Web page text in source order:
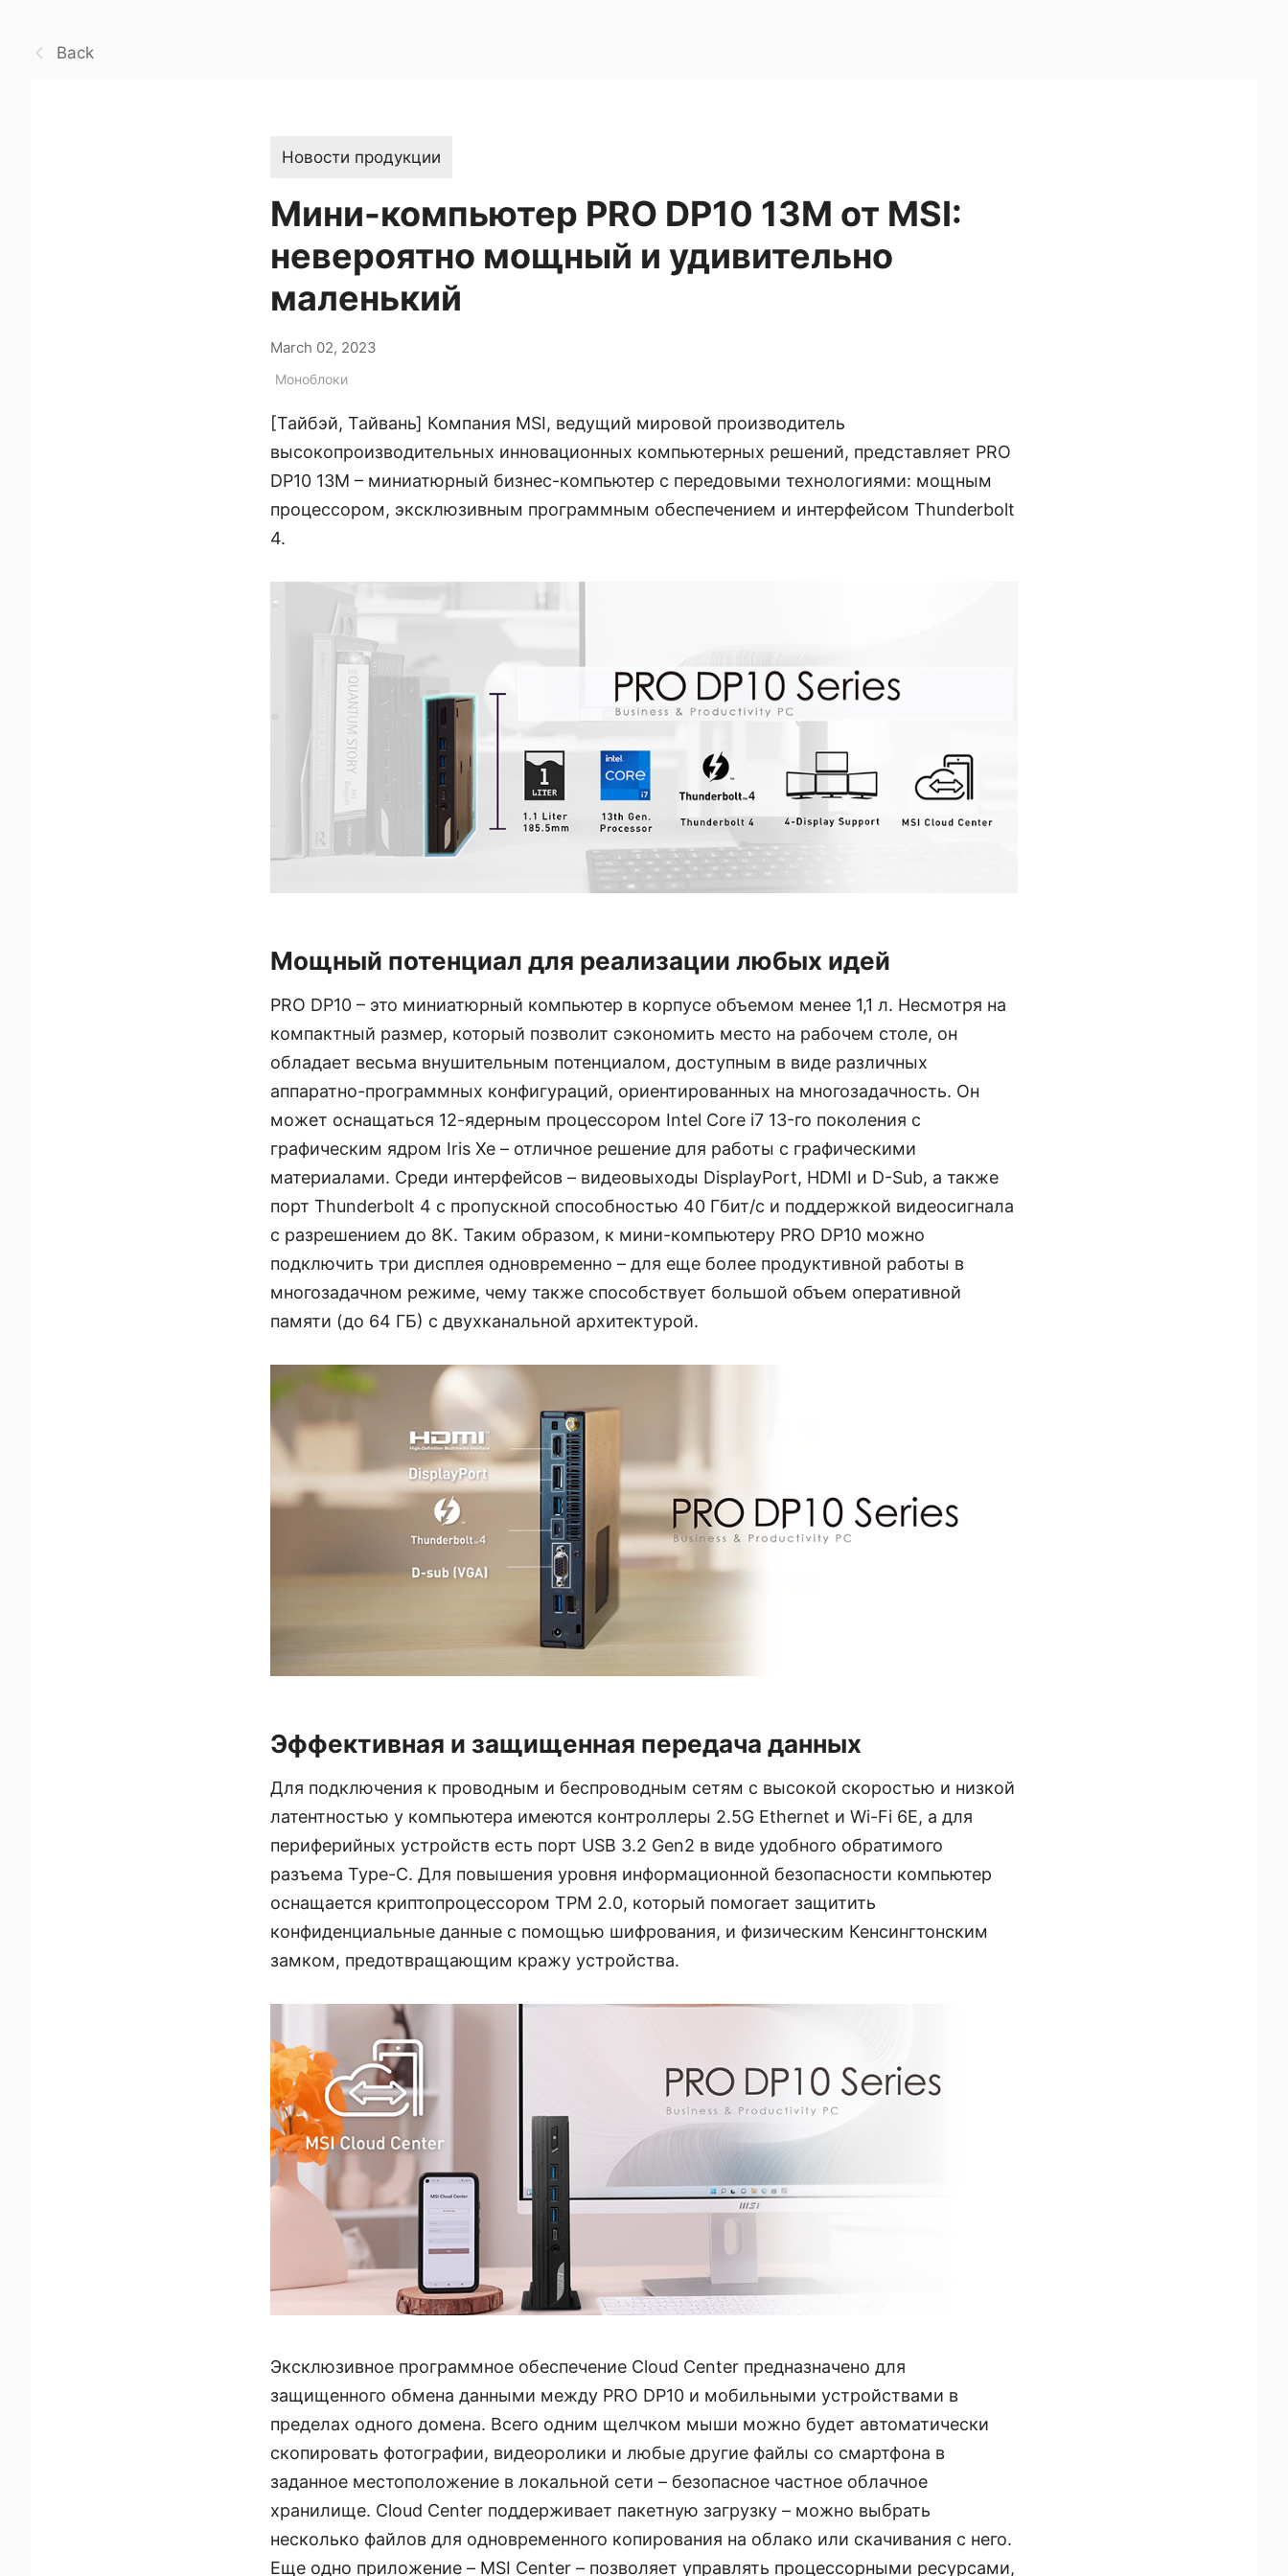
Back
Новости продукции
Мини-компьютер PRO DP10 13M от MSI:
невероятно мощный и удивительно
маленький
March 02, 2023
Моноблоки
[Тайбэй, Тайвань] Компания MSI, ведущий мировой производитель
высокопроизводительных инновационных компьютерных решений, представляет PRO
DP10 13M – миниатюрный бизнес-компьютер с передовыми технологиями: мощным
процессором, эксклюзивным программным обеспечением и интерфейсом Thunderbolt
4.
Мощный потенциал для реализации любых идей
PRO DP10 – это миниатюрный компьютер в корпусе объемом менее 1,1 л. Несмотря на
компактный размер, который позволит сэкономить место на рабочем столе, он
обладает весьма внушительным потенциалом, доступным в виде различных
аппаратно-программных конфигураций, ориентированных на многозадачность. Он
может оснащаться 12-ядерным процессором Intel Core i7 13-го поколения с
графическим ядром Iris Xe – отличное решение для работы с графическими
материалами. Среди интерфейсов – видеовыходы DisplayPort, HDMI и D-Sub, а также
порт Thunderbolt 4 с пропускной способностью 40 Гбит/с и поддержкой видеосигнала
с разрешением до 8K. Таким образом, к мини-компьютеру PRO DP10 можно
подключить три дисплея одновременно – для еще более продуктивной работы в
многозадачном режиме, чему также способствует большой объем оперативной
памяти (до 64 ГБ) с двухканальной архитектурой.
Эффективная и защищенная передача данных
Для подключения к проводным и беспроводным сетям с высокой скоростью и низкой
латентностью у компьютера имеются контроллеры 2.5G Ethernet и Wi-Fi 6E, а для
периферийных устройств есть порт USB 3.2 Gen2 в виде удобного обратимого
разъема Type-C. Для повышения уровня информационной безопасности компьютер
оснащается криптопроцессором TPM 2.0, который помогает защитить
конфиденциальные данные с помощью шифрования, и физическим Кенсингтонским
замком, предотвращающим кражу устройства.
Эксклюзивное программное обеспечение Cloud Center предназначено для
защищенного обмена данными между PRO DP10 и мобильными устройствами в
пределах одного домена. Всего одним щелчком мыши можно будет автоматически
скопировать фотографии, видеоролики и любые другие файлы со смартфона в
заданное местоположение в локальной сети – безопасное частное облачное
хранилище. Cloud Center поддерживает пакетную загрузку – можно выбрать
несколько файлов для одновременного копирования на облако или скачивания с него.
Еще одно приложение – MSI Center – позволяет управлять процессорными ресурсами,